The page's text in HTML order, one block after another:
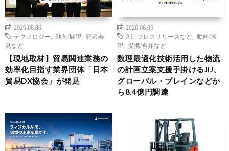
2026.08.06
テクノロジー
動向/展望
記者会
見など
【現地取材】貿易関連業務の
効率化目指す業界団体「日本
貿易DX協会」が発足
2026.08.06
AI
プレスリリースなど
動向/展
望
提携/合弁など
数理最適化技術活用した物流
の計画立案支援手掛けるJIJ、
グローバル・ブレインなどか
ら8.4億円調達